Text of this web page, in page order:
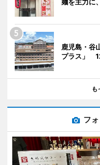
麺を主力に
鹿児島・谷
プラス」
も
フ